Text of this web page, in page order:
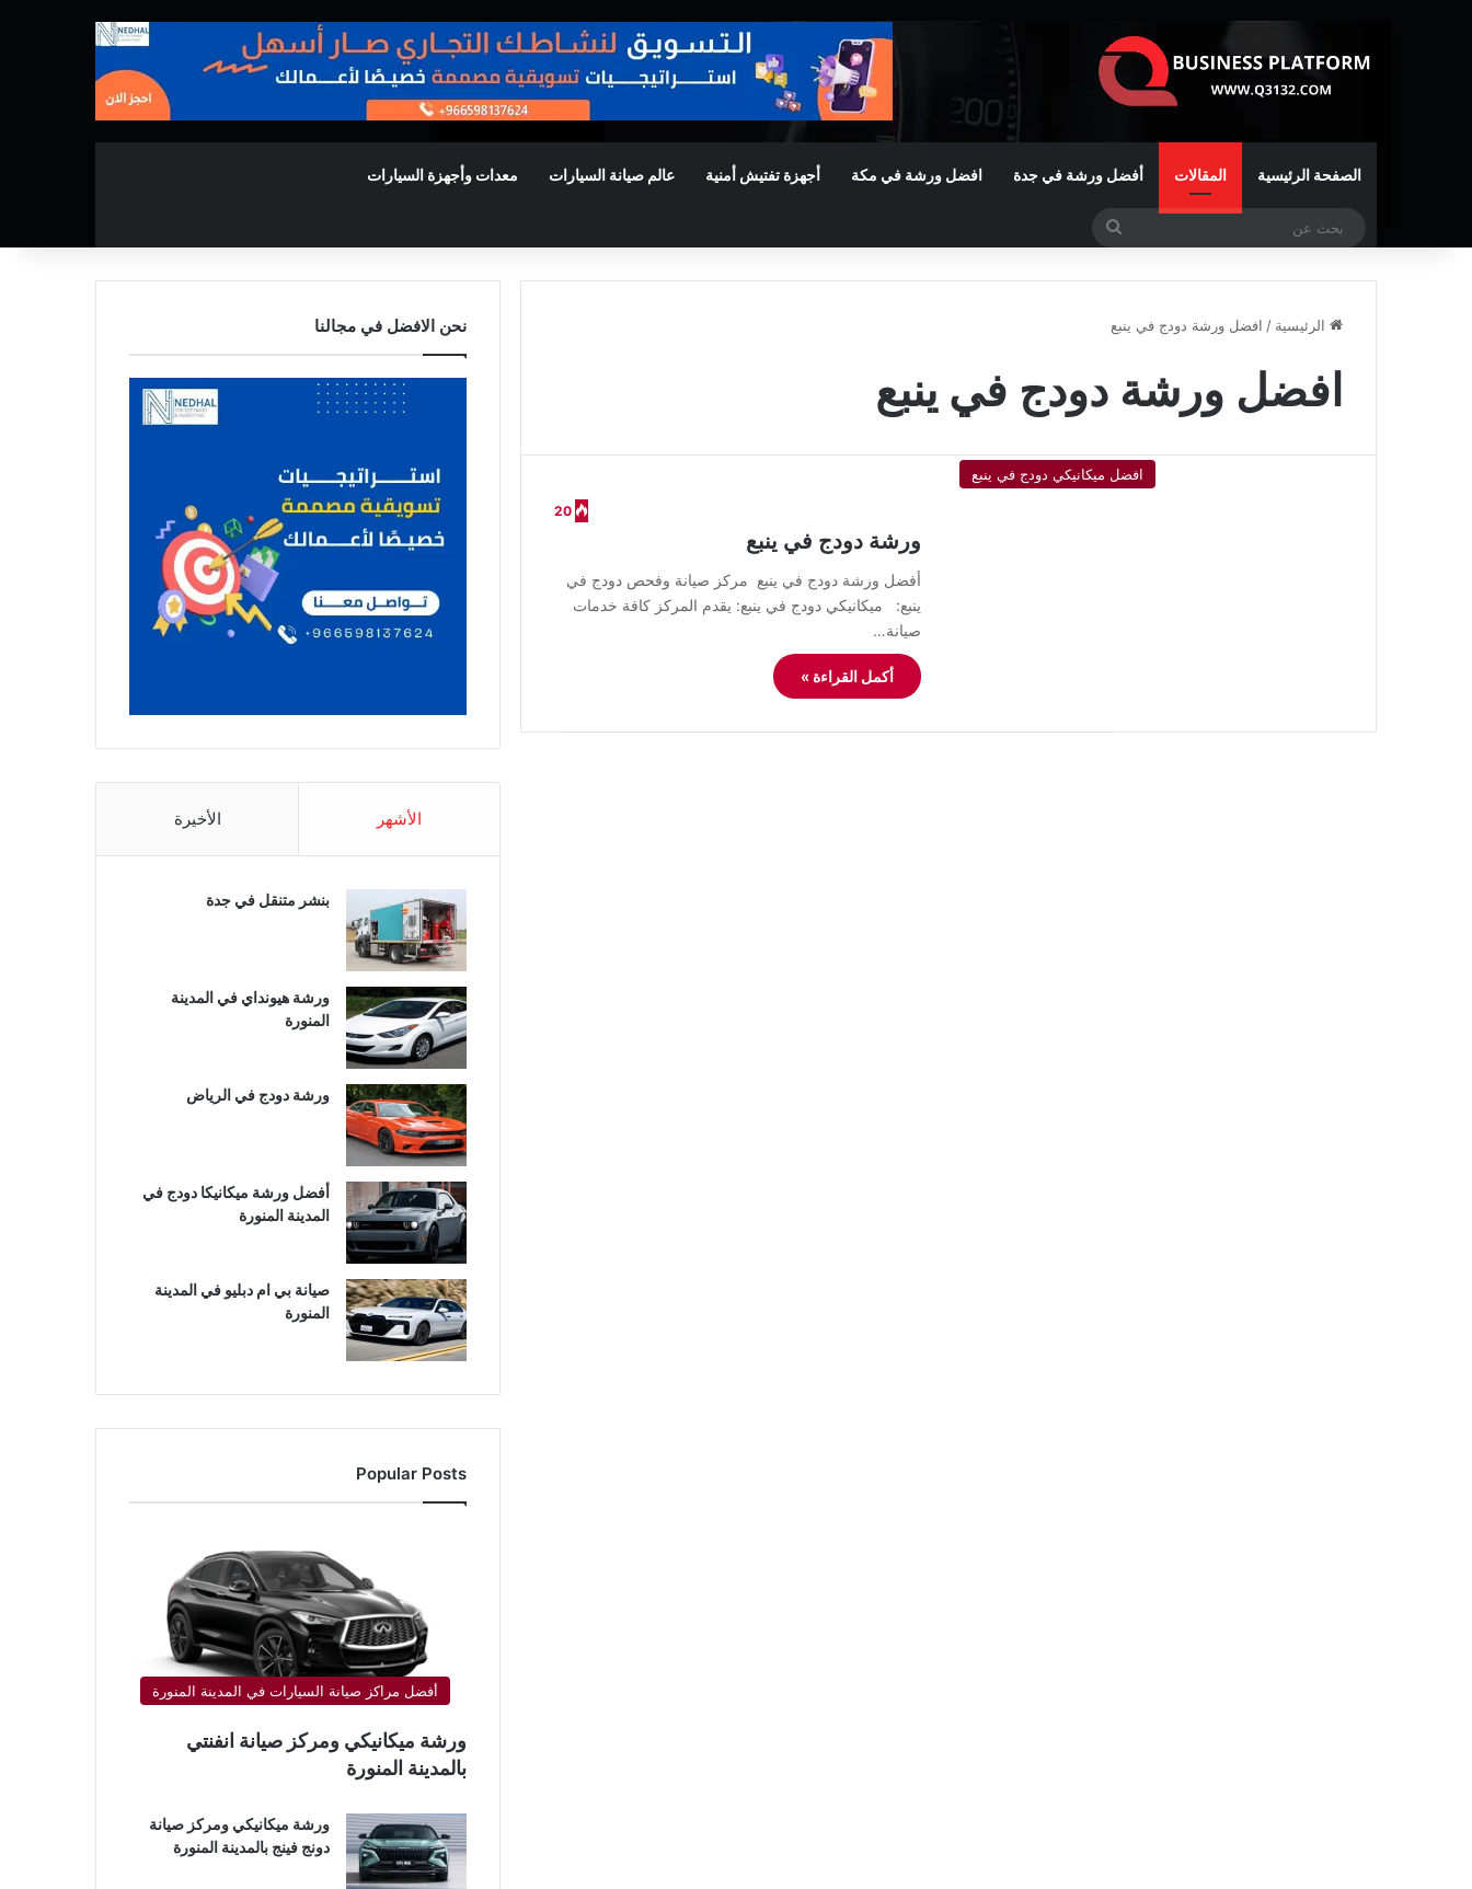
الصفحة الرئيسية المقالات أفضل ورشة في جدة افضل ورشة في مكة أجهزة تفتيش أمنية عالم صيانة السيارات معدات وأجهزة السيارات
الرئيسية / افضل ورشة دودج في ينبع
افضل ورشة دودج في ينبع
افضل ميكانيكي دودج في ينبع
20
ورشة دودج في ينبع
أفضل ورشة دودج في ينبع مركز صيانة وفحص دودج في
ينبع: ميكانيكي دودج في ينبع: يقدم المركز كافة خدمات
صيانة…
أكمل القراءة »
نحن الافضل في مجالنا
الأشهر الأخيرة
بنشر متنقل في جدة
ورشة هيونداي في المدينة
المنورة
ورشة دودج في الرياض
أفضل ورشة ميكانيكا دودج في
المدينة المنورة
صيانة بي ام دبليو في المدينة
المنورة
Popular Posts
أفضل مراكز صيانة السيارات في المدينة المنورة
ورشة ميكانيكي ومركز صيانة انفنتي
بالمدينة المنورة
ورشة ميكانيكي ومركز صيانة
دونج فينج بالمدينة المنورة